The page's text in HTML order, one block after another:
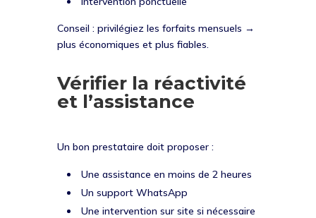
Conseil : privilégiez les forfaits mensuels →
plus économiques et plus fiables.
Vérifier la réactivité
et l’assistance
Un bon prestataire doit proposer :
Une assistance en moins de 2 heures
Un support WhatsApp
Une intervention sur site si nécessaire